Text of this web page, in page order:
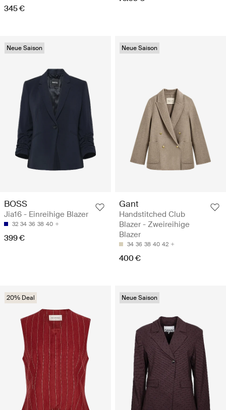
345 €
Neue Saison
BOSS
Jia16 - Einreihige Blazer
32 34 36 38 40
399 €
Neue Saison
Gant
Handstitched Club
Blazer - Zweireihige
Blazer
34 36 38 40 42
400 €
20% Deal Neue Saison